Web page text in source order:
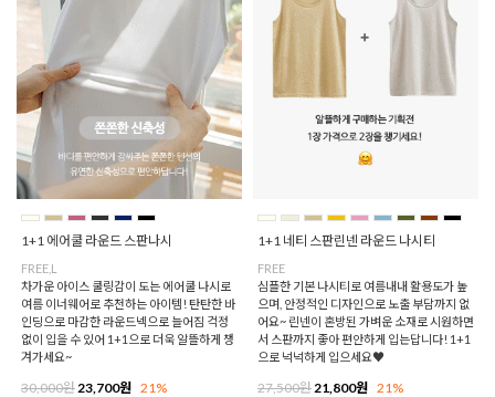
1+1 에어쿨 라운드 스판나시
FREE,L
차가운 아이스 쿨링감이 도는 에어쿨 나시로
여름 이너웨어로 추천하는 아이템! 탄탄한 바
인딩으로 마감한 라운드넥으로 늘어짐 걱정
없이 입을 수 있어 1+1으로 더욱 알뜰하게 챙
겨가세요~
30,000원23,700원 21%
1+1 네티 스판린넨 라운드 나시티
FREE
심플한 기본 나시티로 여름내내 활용도가 높
으며, 안정적인 디자인으로 노출 부담까지 없
어요~ 린넨이 혼방된 가벼운 소재로 시원하면
서 스판까지 좋아 편안하게 입는답니다! 1+1
으로 넉넉하게 입으세요♥
27,500원21,800원 21%